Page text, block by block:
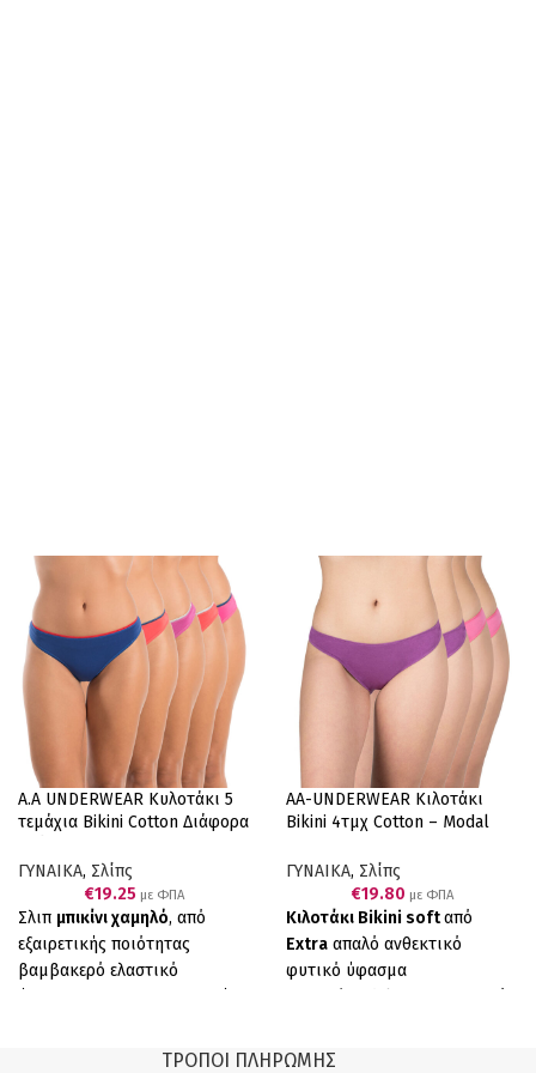
A.A UNDERWEAR Κυλοτάκι 5
τεμάχια Bikini Cotton Διάφορα
ΓΥΝΑΙΚΑ, Σλίπς
€19.25 με ΦΠΑ
Σλιπ μπικίνι χαμηλό, από
εξαιρετικής ποιότητας
βαμβακερό ελαστικό
συσκευασία 5 τεμαχιων(μπλε
AA-UNDERWEAR Κιλοτάκι
Bikini 4τμχ Cotton – Modal
ΓΥΝΑΙΚΑ, Σλίπς
€19.80 με ΦΠΑ
Κιλοτάκι Bikini softαπό
Extra απαλό ανθεκτικό
φυτικό ύφασμα
λάστιχο για να μη διαγράφει,
ΤΡΌΠΟΙ ΠΛΗΡΩΜΉΣ